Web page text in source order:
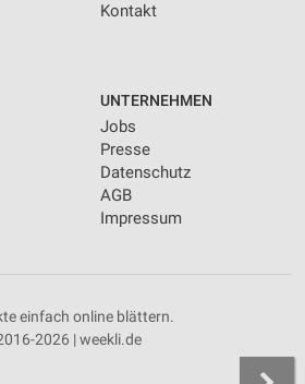
Kontakt
UNTERNEHMEN
Jobs
Presse
Datenschutz
AGB
Impressum
einfach online blättern.
2026 | weekli.de